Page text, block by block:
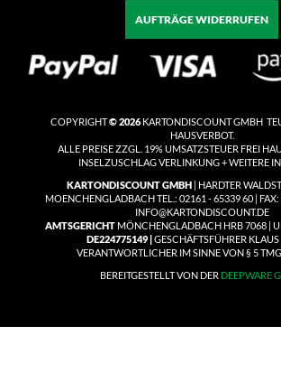
AUFTRÄGE WIDERRUFEN
COPYRIGHT© 2026KARTONDISCOUNT GMBH
HAUSVERBOT.
ALLE PREISE ZZGL. 19% UMSATZSTEUER FREI
INSELZUSCHLAG VERLINKUNG + WEITERE
KARTONDISCOUNT GMBH | HARDTER
MOENCHENGLADBACH TEL.: 02161 - 65339 60 |
INFO@KARTONDISCOUNT.DE
AMTSGERICHT MÖNCHENGLADBACH HRB 7068 |
DE224775149 |GESCHÄFTSFÜHRER KLAUS
VERANTWORTLICHER IM SINNE VON § 5
BEREITGESTELLT VON DER DEEPWARE